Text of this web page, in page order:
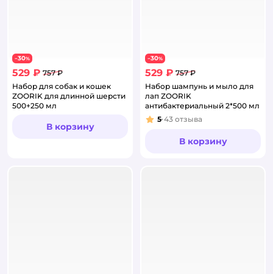
−30%
529 ₽ 757 ₽
Набор для собак и кошек
ZOORIK для длинной шерсти
500+250 мл
В корзину
−30%
529 ₽ 757 ₽
Набор шампунь и мыло для
лап ZOORIK
антибактериальный 2*500 мл
Рейтинг:
5 43 отзыва
В корзину